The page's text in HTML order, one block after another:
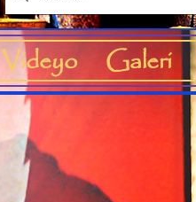
Videyo Galeri